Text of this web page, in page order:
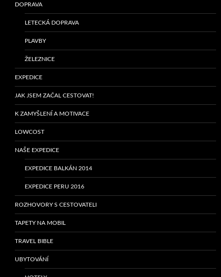
DOPRAVA
LETECKÁ DOPRAVA
PLAVBY
ŽELEZNICE
EXPEDICE
JAK JSEM ZAČAL CESTOVAT!
K ZAMYŠLENÍ A MOTIVACE
LOWCOST
NAŠE EXPEDICE
EXPEDICE BALKÁN 2014
EXPEDICE PERU 2016
ROZHOVORY S CESTOVATELI
TAPETY NA MOBIL
TRAVEL BIBLE
UBYTOVÁNÍ